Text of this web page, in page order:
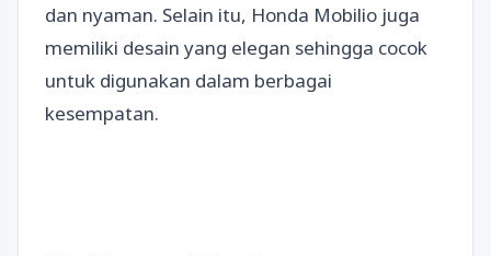
dan nyaman. Selain itu, Honda Mobilio juga
memiliki desain yang elegan sehingga cocok
untuk digunakan dalam berbagai
kesempatan.